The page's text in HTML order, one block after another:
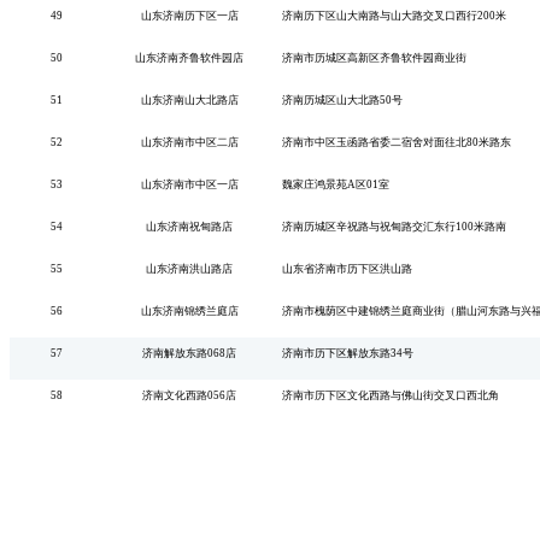
49 山东济南历下区一店 济南历下区山大南路与山大路交叉口西行200米
50 山东济南齐鲁软件园店 济南市历城区高新区齐鲁软件园商业街
51 山东济南山大北路店 济南历城区山大北路50号
52 山东济南市中区二店 济南市中区玉函路省委二宿舍对面往北80米路东
53 山东济南市中区一店 魏家庄鸿景苑A区01室
54 山东济南祝甸路店 济南历城区辛祝路与祝甸路交汇东行100米路南
55 山东济南洪山路店 山东省济南市历下区洪山路
56 山东济南锦绣兰庭店 济南市槐荫区中建锦绣兰庭商业街（腊山河东路与兴
57 济南解放东路068店 济南市历下区解放东路34号
58 济南文化西路056店 济南市历下区文化西路与佛山街交叉口西北角